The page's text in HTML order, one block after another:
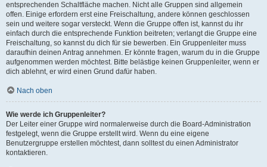
entsprechenden Schaltfläche machen. Nicht alle Gruppen sind allgemein
offen. Einige erfordern erst eine Freischaltung, andere können geschlossen
sein und weitere sogar versteckt. Wenn die Gruppe offen ist, kannst du ihr
einfach durch die entsprechende Funktion beitreten; verlangt die Gruppe eine
Freischaltung, so kannst du dich für sie bewerben. Ein Gruppenleiter muss
daraufhin deinen Antrag annehmen. Er könnte fragen, warum du in die Gruppe
aufgenommen werden möchtest. Bitte belästige keinen Gruppenleiter, wenn er
dich ablehnt, er wird einen Grund dafür haben.
Nach oben
Wie werde ich Gruppenleiter?
Der Leiter einer Gruppe wird normalerweise durch die Board-Administration
festgelegt, wenn die Gruppe erstellt wird. Wenn du eine eigene
Benutzergruppe erstellen möchtest, dann solltest du einen Administrator
kontaktieren.